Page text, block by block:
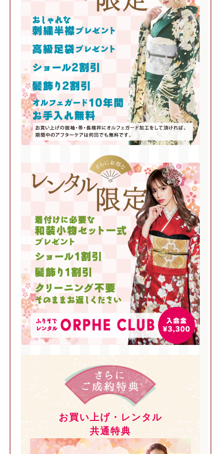
お買い上げ・レンタル
共通特典